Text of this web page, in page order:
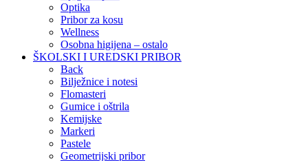
Optika
Pribor za kosu
Wellness
Osobna higijena – ostalo
ŠKOLSKI I UREDSKI PRIBOR
Back
Bilježnice i notesi
Flomasteri
Gumice i oštrila
Kemijske
Markeri
Pastele
Geometrijski pribor